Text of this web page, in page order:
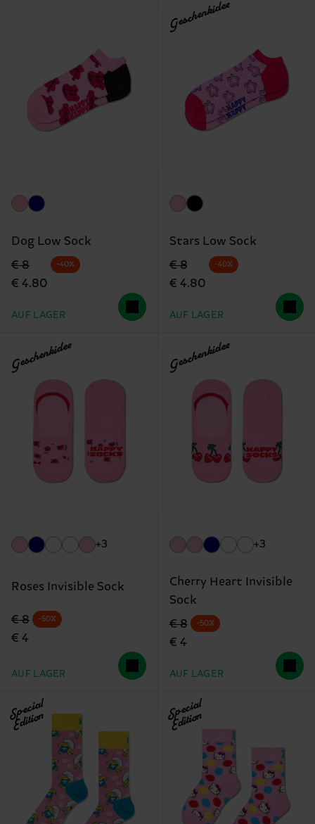
Dog Low Sock
Originalpreis
€ 8
Reduzierter Preis
€ 4.80
-40%
AUF LAGER
Geschenkidee
Stars Low Sock
Originalpreis
€ 8
Reduzierter Preis
€ 4.80
-40%
AUF LAGER
Geschenkidee
+3
Roses Invisible Sock
Originalpreis
€ 8
Reduzierter Preis
€ 4
-50%
AUF LAGER
Geschenkidee
+3
Cherry Heart Invisible
Sock
Originalpreis
€ 8
Reduzierter Preis
€ 4
-50%
AUF LAGER
Special
Edition Special
Edition